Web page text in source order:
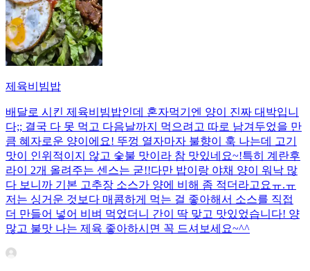
제육비빔밥
배달로 시킨 제육비빔밥인데 혼자먹기엔 양이 진짜 대박입니
다;; 결국 다 못 먹고 다음날까지 먹으려고 따로 남겨두었을 만
큼 혜자로운 양이에요! 뚜껑 열자마자 불향이 훅 나는데 고기
맛이 인위적이지 않고 숯불 맛이라 참 맛있네요~!특히 계란후
라이 2개 올려주는 센스는 굳!! ​다만 밥이랑 야채 양이 워낙 많
다 보니까 기본 고추장 소스가 양에 비해 좀 적더라고요ㅠ.ㅠ
저는 싱거운 것보다 매콤하게 먹는 걸 좋아해서 소스를 직접
더 만들어 넣어 비벼 먹었더니 간이 딱 맞고 맛있었습니다! 양
많고 불맛 나는 제육 좋아하시면 꼭 드셔보세요~^^